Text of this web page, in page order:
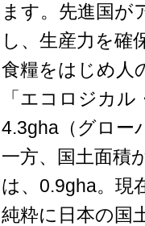
ます。先進国が
し、生産力を確
食糧をはじめ人
「エコロジカ
4.3gha（グロー
一方、国土面積
は、0.9gha。現
純粋に日本の国